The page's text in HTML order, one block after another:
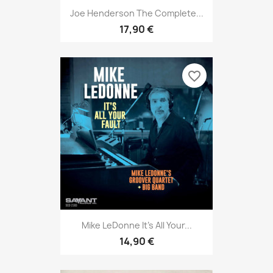
Joe Henderson The Complete...
17,90 €
Mike LeDonne It’s All Your...
14,90 €
favorite_border